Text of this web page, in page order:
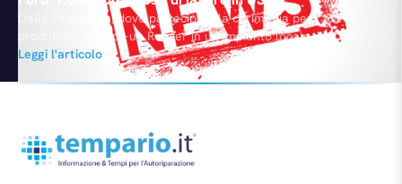
Dalla Thailandia, dove partecipa alla cerimonia per l’avvio
produttivo del pick-up Ranger in un impianto locale, il
Presidente Alan Mulally ha annunciato il progetto di creare
7.000 nuovi posti di lavoro in America nel giro di due anni.
Dichiarazioni che lasciano presagire passi avanti nelle
Leggi l'articolo